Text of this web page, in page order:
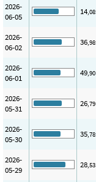
2026-
06-05
14,08
2026-
06-02
36,98
2026-
06-01
49,90
2026-
05-31
26,79
2026-
05-30
35,78
2026-
05-29
28,53